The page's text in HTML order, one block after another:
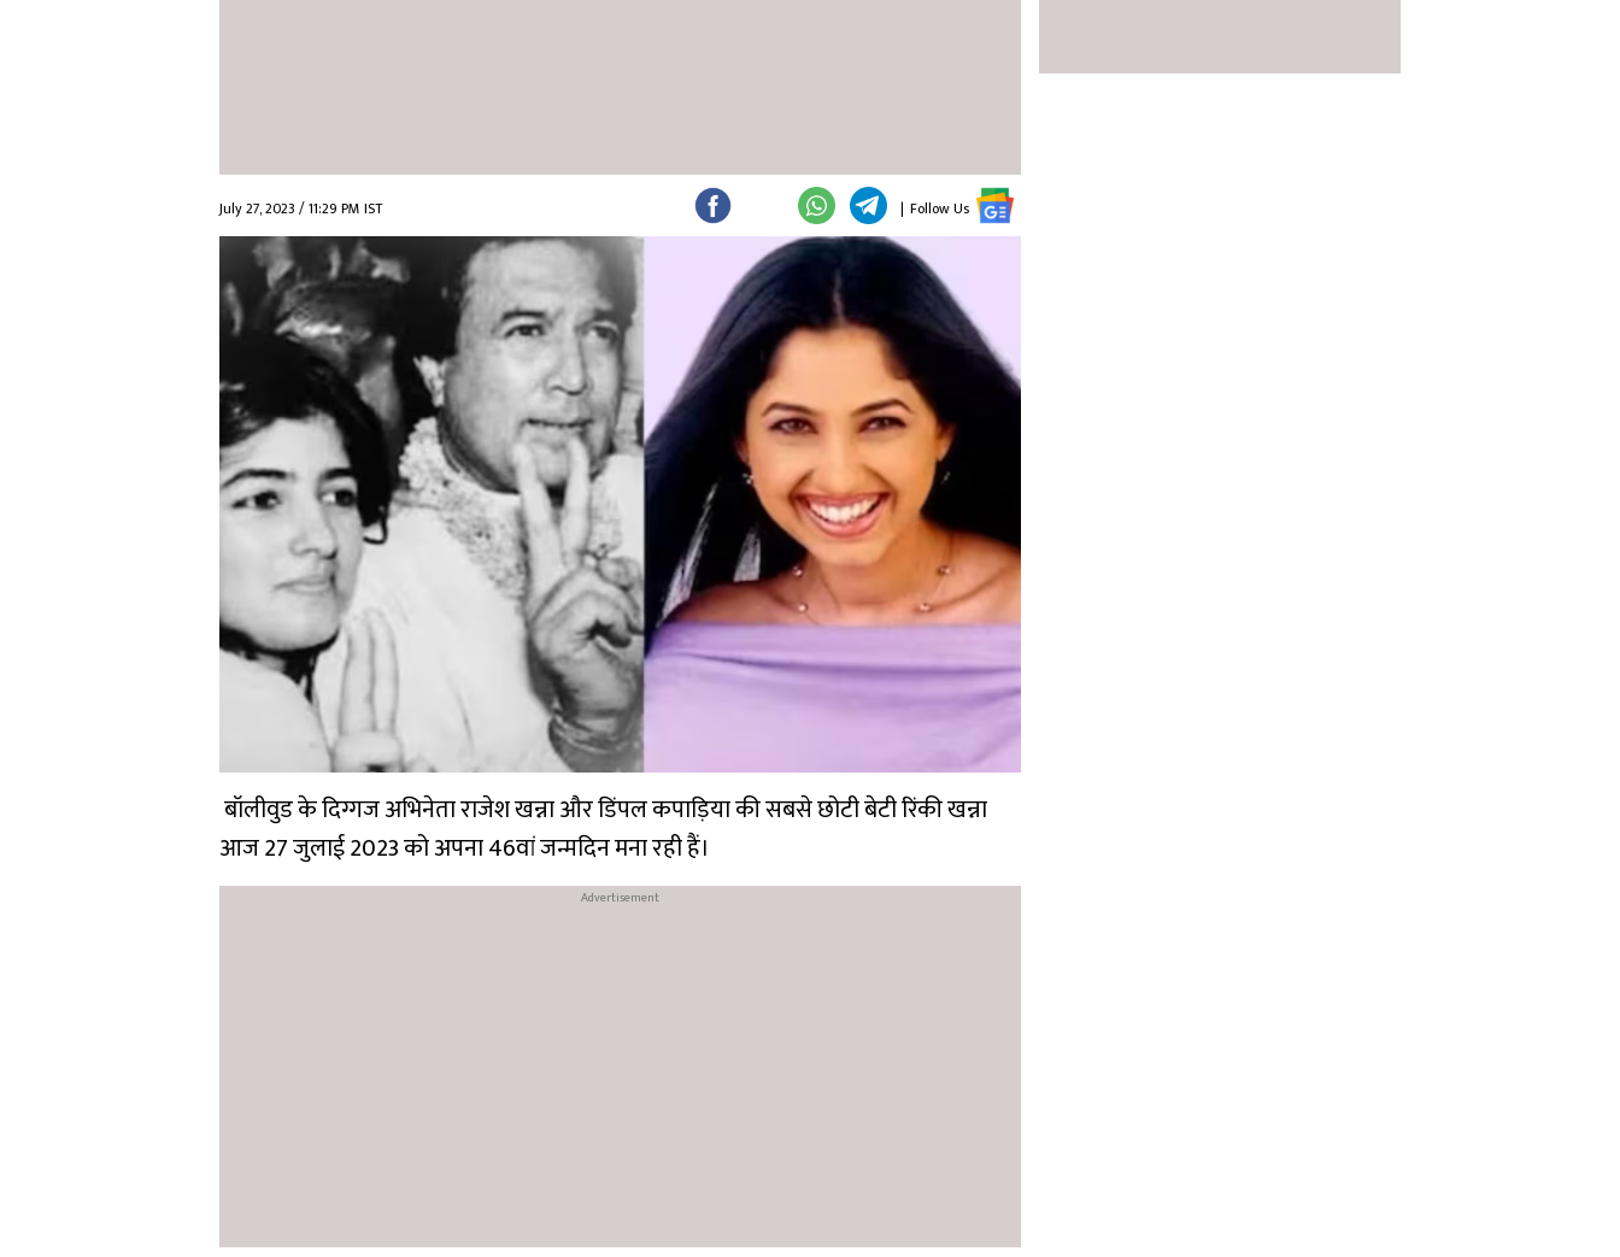
July 27, 2023 / 11:29 PM IST | Follow Us
बॉलीवुड के दिग्गज अभिनेता राजेश खन्ना और डिंपल कपाड़िया की सबसे छोटी बेटी रिंकी खन्ना
आज 27 जुलाई 2023 को अपना 46वां जन्मदिन मना रही हैं।